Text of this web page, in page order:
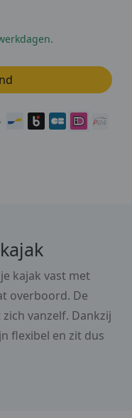
kajak vast met
overboord. De
vanzelf. Dankzij
flexibel en zit dus